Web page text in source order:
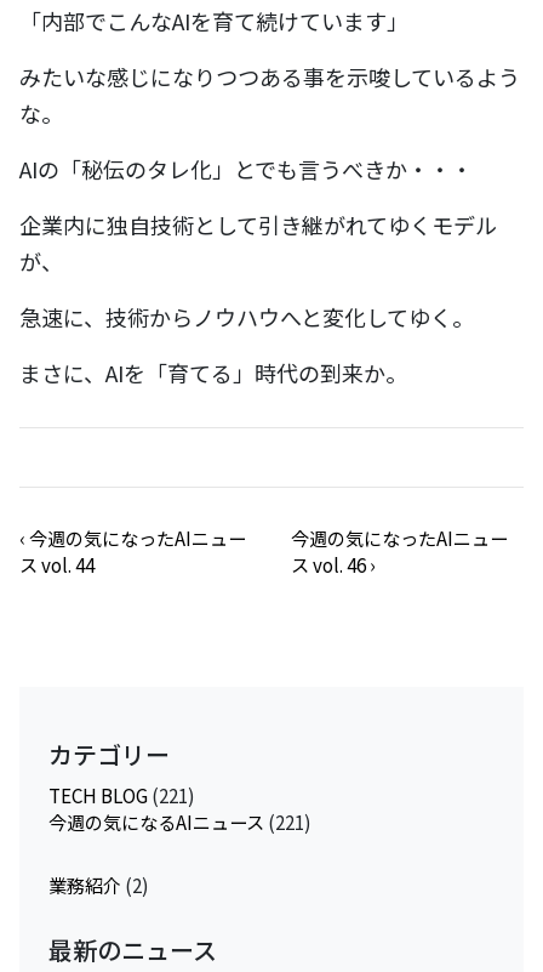
「内部でこんなAIを育て続けています」
みたいな感じになりつつある事を示唆しているよう
な。
AIの「秘伝のタレ化」とでも言うべきか・・・
企業内に独自技術として引き継がれてゆくモデル
が、
急速に、技術からノウハウへと変化してゆく。
まさに、AIを「育てる」時代の到来か。
‹今週の気になったAIニュー
ス vol. 44
今週の気になったAIニュー
ス vol. 46›
カテゴリー
TECH BLOG(221)
今週の気になるAIニュース (221)
業務紹介 (2)
最新のニュース